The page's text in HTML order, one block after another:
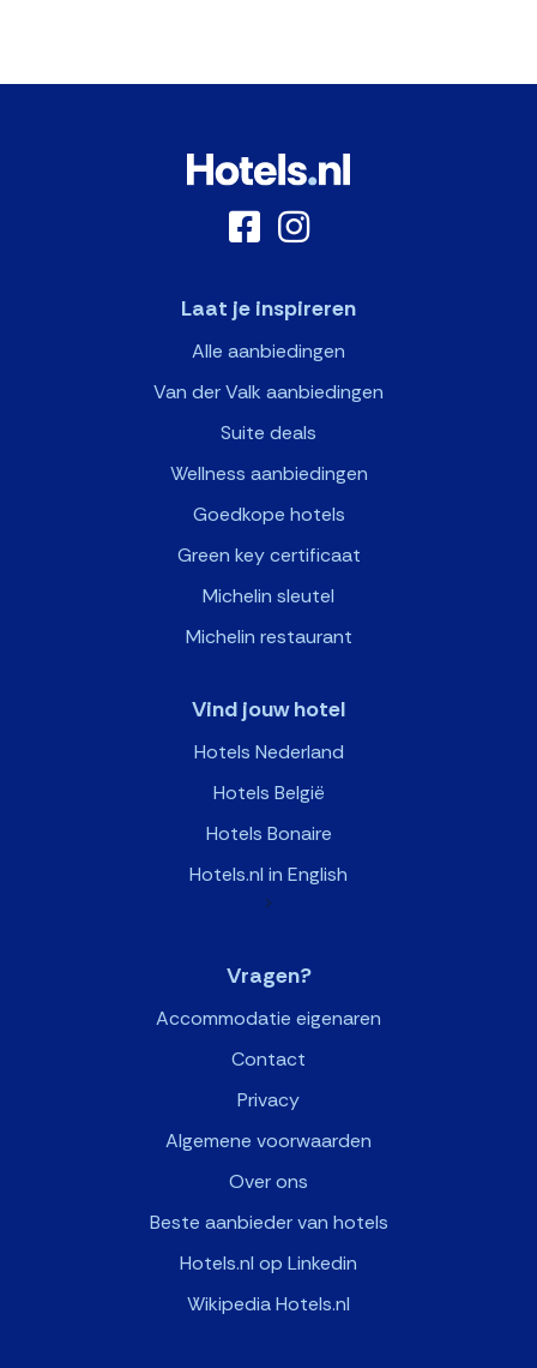
Laat je inspireren
Alle aanbiedingen
Van der Valk aanbiedingen
Suite deals
Wellness aanbiedingen
Goedkope hotels
Green key certificaat
Michelin sleutel
Michelin restaurant
Vind jouw hotel
Hotels Nederland
Hotels België
Hotels Bonaire
Hotels.nl in English
>
Vragen?
Accommodatie eigenaren
Contact
Privacy
Algemene voorwaarden
Over ons
Beste aanbieder van hotels
Hotels.nl op Linkedin
Wikipedia Hotels.nl